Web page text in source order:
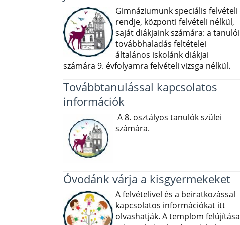
Gimnáziumunk speciális felvételi
rendje, központi felvételi nélkül,
saját diákjaink számára: a tanulói
továbbhaladás feltételei
általános iskolánk diákjai
számára 9. évfolyamra felvételi vizsga nélkül.
Továbbtanulással kapcsolatos
információk
A 8. osztályos tanulók szülei
számára.
Óvodánk várja a kisgyermekeket
A felvételivel és a beiratkozással
kapcsolatos információkat itt
olvashatják. A templom felújítása